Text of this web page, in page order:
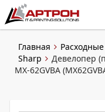
Главная
Sharp
Девелопер
MX-62GVBA